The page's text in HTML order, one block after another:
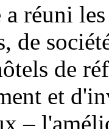
réuni
de
de
et
–